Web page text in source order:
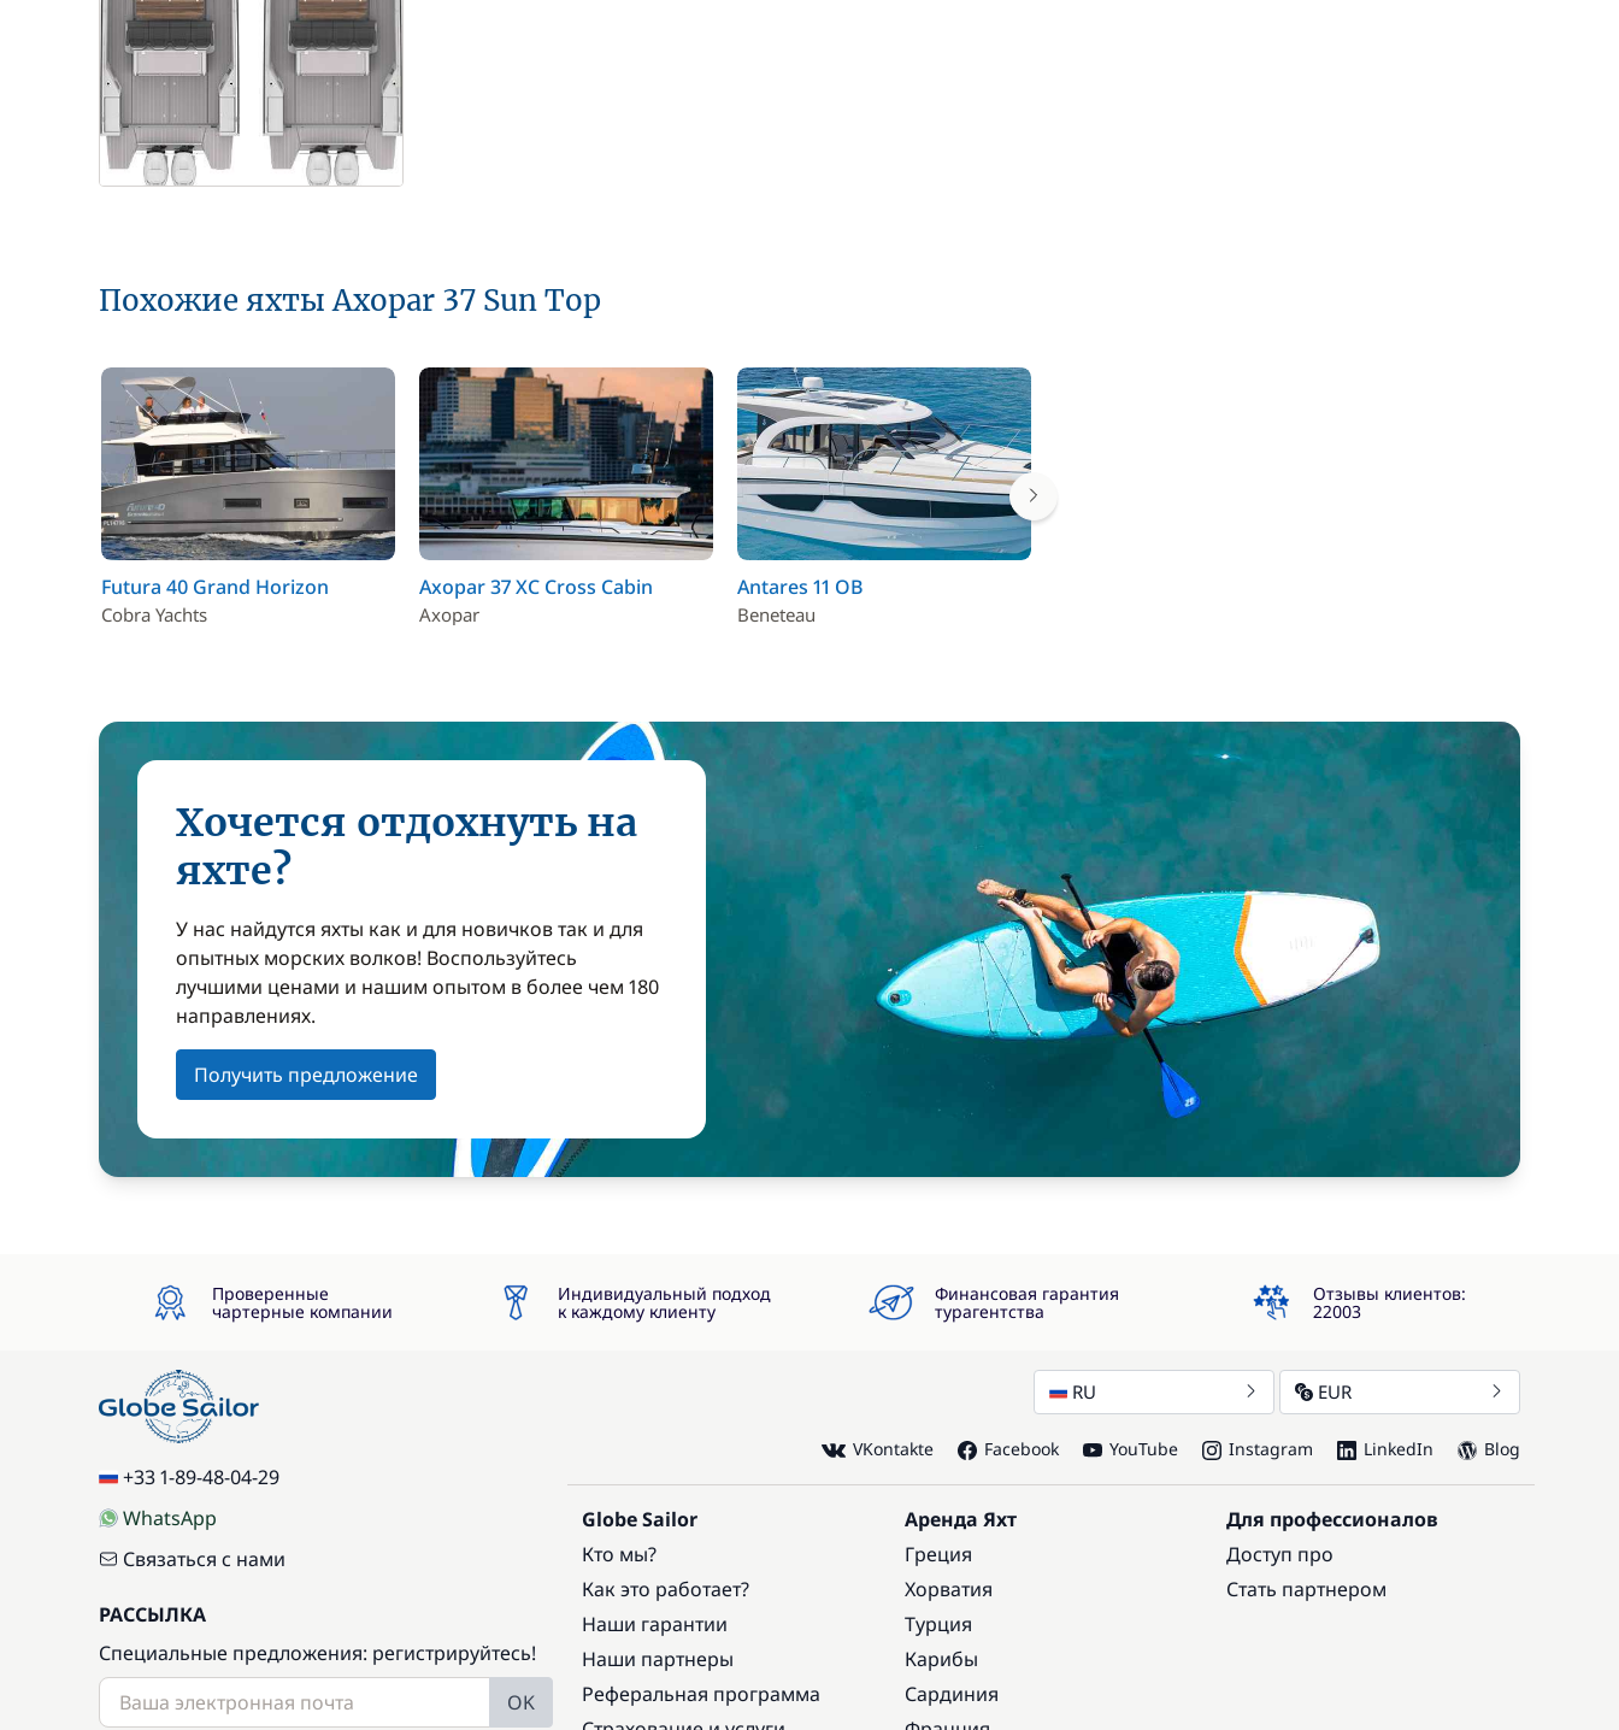
Похожие яхты Axopar 37 Sun Top
Futura 40 Grand Horizon
Cobra Yachts
Axopar 37 XC Cross Cabin
Axopar
Antares 11 OB
Beneteau
Хочется отдохнуть на
яхте?
У нас найдутся яхты как и для новичков так и для
опытных морских волков! Воспользуйтесь
лучшими ценами и нашим опытом в более чем 180
направлениях.
Получить предложение
Проверенные
чартерные компании
Индивидуальный подход
к каждому клиенту
Финансовая гарантия
турагентства
4.3
Отзывы клиентов:
22003
+33 1-89-48-04-29
WhatsApp
Связаться с нами
РАССЫЛКА
Специальные предложения: регистрируйтесь!
OK
RU EUR
VKontakte Facebook YouTube Instagram LinkedIn Blog
Globe Sailor
Кто мы?
Как это работает?
Наши гарантии
Наши партнеры
Реферальная программа
Аренда Яхт
Греция
Хорватия
Турция
Карибы
Сардиния
Для профессионалов
Доступ про
Стать партнером